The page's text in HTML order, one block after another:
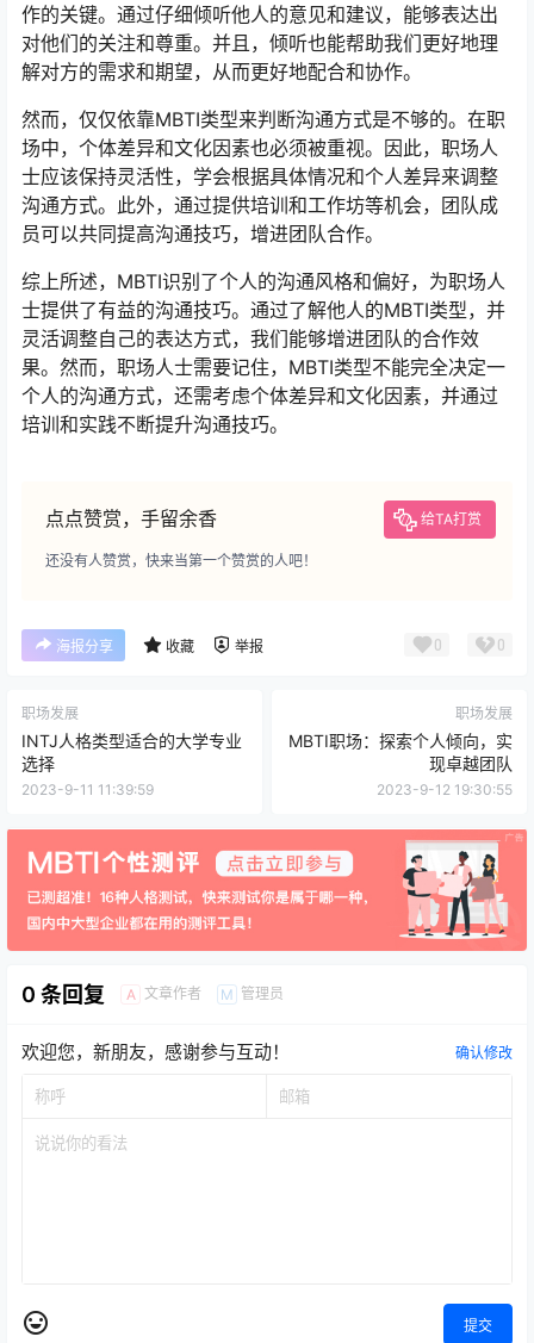
作的关键。通过仔细倾听他人的意见和建议，能够表达出
对他们的关注和尊重。并且，倾听也能帮助我们更好地理
解对方的需求和期望，从而更好地配合和协作。
然而，仅仅依靠MBTI类型来判断沟通方式是不够的。在职
场中，个体差异和文化因素也必须被重视。因此，职场人
士应该保持灵活性，学会根据具体情况和个人差异来调整
沟通方式。此外，通过提供培训和工作坊等机会，团队成
员可以共同提高沟通技巧，增进团队合作。
综上所述，MBTI识别了个人的沟通风格和偏好，为职场人
士提供了有益的沟通技巧。通过了解他人的MBTI类型，并
灵活调整自己的表达方式，我们能够增进团队的合作效
果。然而，职场人士需要记住，MBTI类型不能完全决定一
个人的沟通方式，还需考虑个体差异和文化因素，并通过
培训和实践不断提升沟通技巧。
点点赞赏，手留余香 给TA打赏
还没有人赞赏，快来当第一个赞赏的人吧！
海报分享 收藏 举报 0 0
职场发展
INTJ人格类型适合的大学专业
选择
2023-9-11 11:39:59
职场发展
MBTI职场：探索个人倾向，实
现卓越团队
2023-9-12 19:30:55
0 条回复 A 文章作者 M 管理员
欢迎您，新朋友，感谢参与互动！ 确认修改
提交